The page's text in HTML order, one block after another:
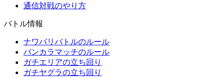
通信対戦のやり方
バトル情報
ナワバリバトルのルール
バンカラマッチのルール
ガチエリアの立ち回り
ガチヤグラの立ち回り